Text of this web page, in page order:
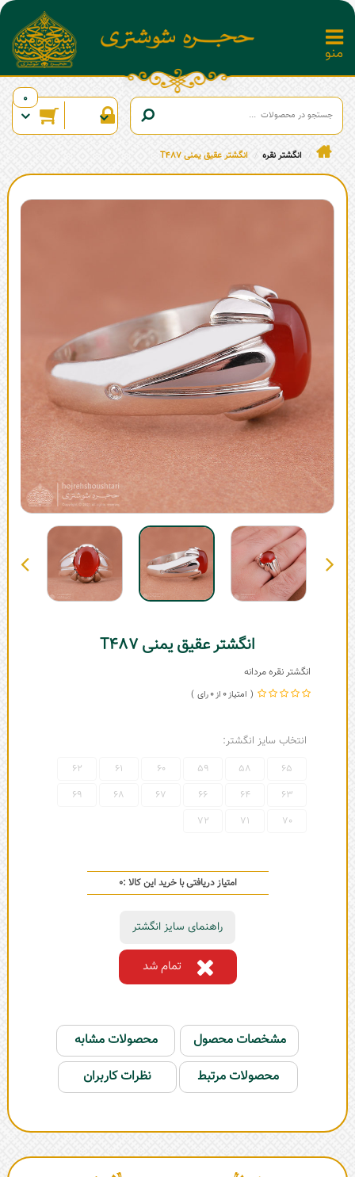
0
انگشتر نقره انگشتر عقیق یمنی T487
انگشتر عقیق یمنی T487
انگشتر نقره مردانه
0
0
انتخاب سایز انگشتر:
65
58
59
60
61
62
63
64
66
67
68
69
70
71
72
امتیاز دریافتی با خرید این کالا :0
راهنمای سایز انگشتر
تمام شد
مشخصات محصول
محصولات مشابه
محصولات مرتبط
نظرات کاربران